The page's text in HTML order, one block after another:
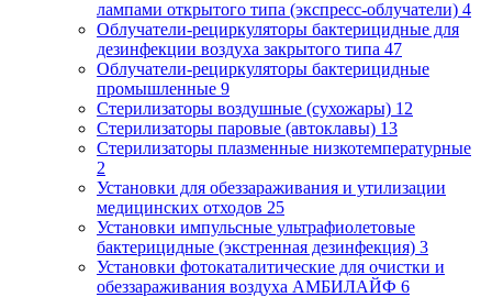
лампами открытого типа (экспресс-облучатели) 4
Облучатели-рециркуляторы бактерицидные для
дезинфекции воздуха закрытого типа 47
Облучатели-рециркуляторы бактерицидные
промышленные 9
Стерилизаторы воздушные (сухожары) 12
Стерилизаторы паровые (автоклавы) 13
Стерилизаторы плазменные низкотемпературные
2
Установки для обеззараживания и утилизации
медицинских отходов 25
Установки импульсные ультрафиолетовые
бактерицидные (экстренная дезинфекция) 3
Установки фотокаталитические для очистки и
обеззараживания воздуха АМБИЛАЙФ 6